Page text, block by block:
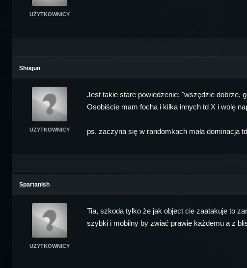
UŻYTKOWNICY
Shogun
UŻYTKOWNICY
Jest takie stare powiedzenie: "wszędzie dobrze,
Osobiście mam focha i kilka innych td X i wolę
ps. zaczyna się w randomkach mała dominacja
Spartanish
UŻYTKOWNICY
Tia, szkoda tylko że jak object cie zaatakuje to
szybki i mobilny by zwiać prawie każdemu a z